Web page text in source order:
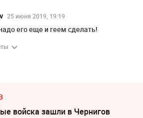
25 июня 2019, 19:19
его еще и геем сделать!
войска зашли в Чернигов